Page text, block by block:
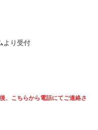
より受付
、こちらから電話にてご連絡さ